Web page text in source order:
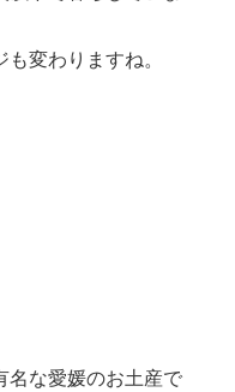
変わりますね。
名な愛媛のお土産で